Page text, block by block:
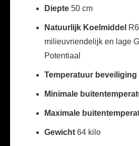
Diepte 50 cm
Natuurlijk Koelmiddel
milieuvriendelijk en lage
Potentiaal
Temperatuur beveiliging
Minimale
Maximale
Gewicht 64 kilo